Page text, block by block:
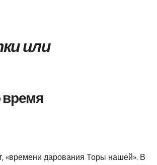
или
время
«времени дарования Торы нашей». В